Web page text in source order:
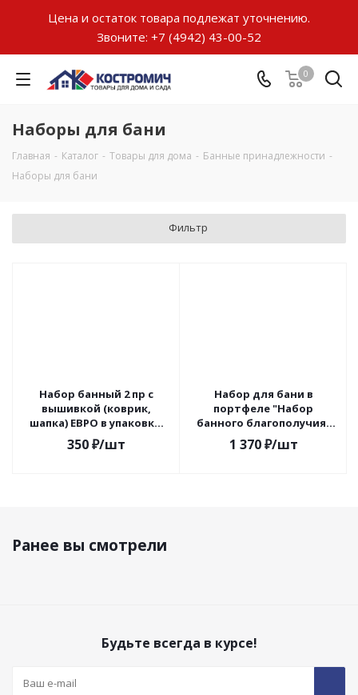
Цена и остаток товара подлежат уточнению.
Звоните: +7 (4942) 43-00-52
0
Наборы для бани
Главная - Каталог - Товары для дома - Банные принадлежности -
Наборы для бани
Фильтр
Набор банный 2 пр с
вышивкой (коврик,
шапка) ЕВРО в упаковке,
30% шерсть, 70%
полиэфир, белый/серый
350₽/шт
Набор для бани в
портфеле "Набор
банного благополучия"
(шапка, рукавица,
коврик, эфир.масла)
1 370₽/шт
Ранее вы смотрели
Будьте всегда в курсе!